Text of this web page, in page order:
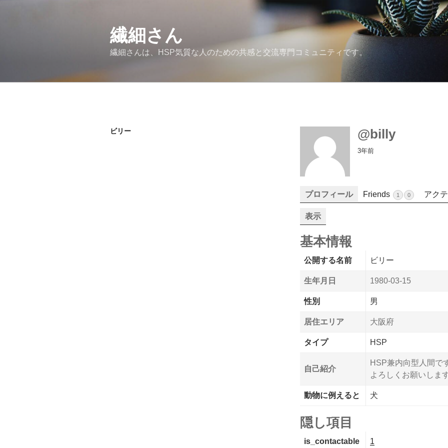
繊細さん
繊細さんは、HSP気質な人のための共感と交流専門コミュニティです。
ビリー @billy
3年前
プロフィール Friends 1 0 アク
表示
基本情報
公開する名前 ビリー
生年月日 1980-03-15
性別 男
居住エリア 大阪府
タイプ HSP
自己紹介
HSP兼内向型人間で
よろしくお願いしま
動物に例えると 犬
隠し項目
is_contactable 1